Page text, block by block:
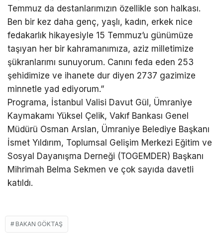
Temmuz da destanlarımızın özellikle son halkası.
Ben bir kez daha genç, yaşlı, kadın, erkek nice
fedakarlık hikayesiyle 15 Temmuz’u günümüze
taşıyan her bir kahramanımıza, aziz milletimize
şükranlarımı sunuyorum. Canını feda eden 253
şehidimize ve ihanete dur diyen 2737 gazimize
minnetle yad ediyorum.”
Programa, İstanbul Valisi Davut Gül, Ümraniye
Kaymakamı Yüksel Çelik, Vakıf Bankası Genel
Müdürü Osman Arslan, Ümraniye Belediye Başkanı
İsmet Yıldırım, Toplumsal Gelişim Merkezi Eğitim ve
Sosyal Dayanışma Derneği (TOGEMDER) Başkanı
Mihrimah Belma Sekmen ve çok sayıda davetli
katıldı.
BAKAN GÖKTAŞ